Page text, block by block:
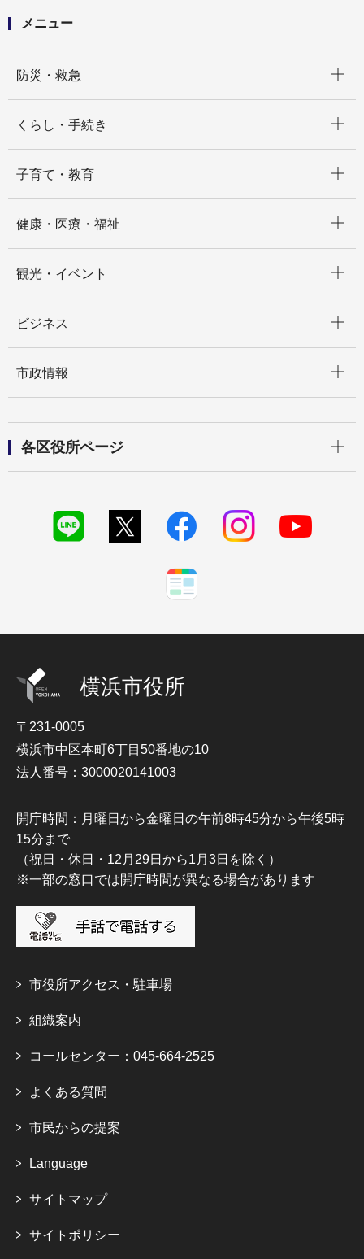
メニュー
防災・救急
くらし・手続き
子育て・教育
健康・医療・福祉
観光・イベント
ビジネス
市政情報
各区役所ページ
横浜市役所
〒231-0005
横浜市中区本町6丁目50番地の10
法人番号：3000020141003
開庁時間：月曜日から金曜日の午前8時45分から午後5時
15分まで
（祝日・休日・12月29日から1月3日を除く）
※一部の窓口では開庁時間が異なる場合があります
市役所アクセス・駐車場
組織案内
コールセンター：045-664-2525
よくある質問
市民からの提案
Language
サイトマップ
サイトポリシー